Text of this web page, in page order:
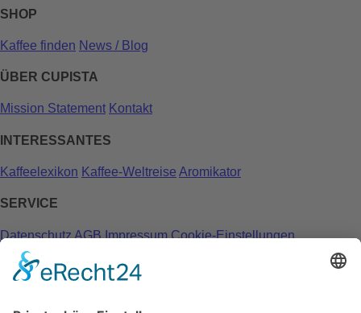
SHOP
Kaffee finden News / Blog
ÜBER CUPISTA
Mission Statement Kontakt
INTERESSANTES
Kaffeelexikon Kaffee-Weltreise Aromikator
SERVICE
DatenschutzAGB Impressum Cookie-Einstellungen
KUNDENINFOS